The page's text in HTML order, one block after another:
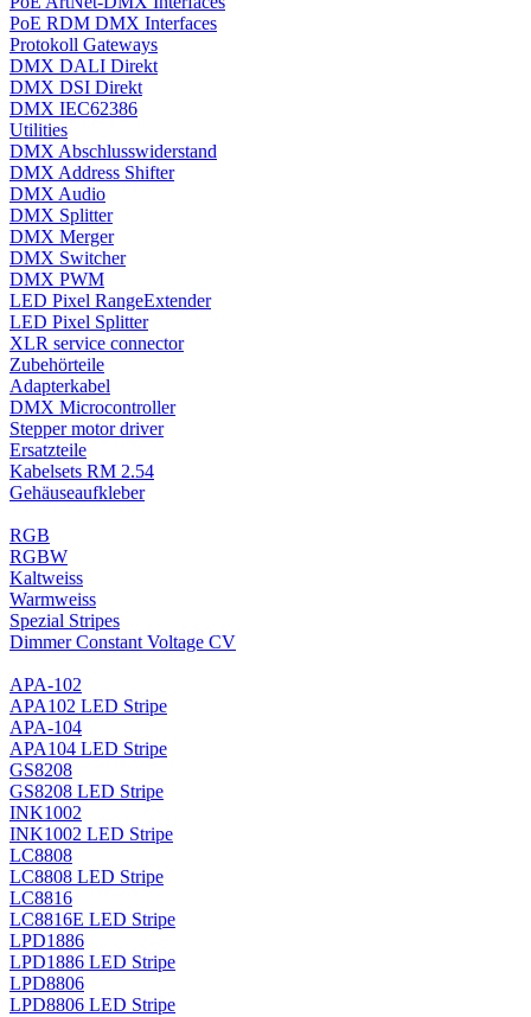
PoE RDM DMX Interfaces
Protokoll Gateways
DMX DALI Direkt
DMX DSI Direkt
DMX IEC62386
Utilities
DMX Abschlusswiderstand
DMX Address Shifter
DMX Audio
DMX Splitter
DMX Merger
DMX Switcher
DMX PWM
LED Pixel RangeExtender
LED Pixel Splitter
XLR service connector
Zubehörteile
Adapterkabel
DMX Microcontroller
Stepper motor driver
Ersatzteile
Kabelsets RM 2.54
Gehäuseaufkleber
RGB
RGBW
Kaltweiss
Warmweiss
Spezial Stripes
Dimmer Constant Voltage CV
APA-102
APA102 LED Stripe
APA-104
APA104 LED Stripe
GS8208
GS8208 LED Stripe
INK1002
INK1002 LED Stripe
LC8808
LC8808 LED Stripe
LC8816
LC8816E LED Stripe
LPD1886
LPD1886 LED Stripe
LPD8806
LPD8806 LED Stripe